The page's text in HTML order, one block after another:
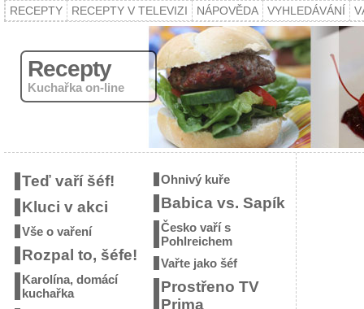
RECEPTY RECEPTY V TELEVIZI NÁPOVĚDA VYHLEDÁVÁNÍ
Recepty
Kuchařka on-line
Teď vaří šéf!
Kluci v akci
Vše o vaření
Rozpal to, šéfe!
Karolína, domácí
kuchařka
Ohnivý kuře
Babica vs. Sapík
Česko vaří s
Pohlreichem
Vařte jako šéf
Prostřeno TV
Prima